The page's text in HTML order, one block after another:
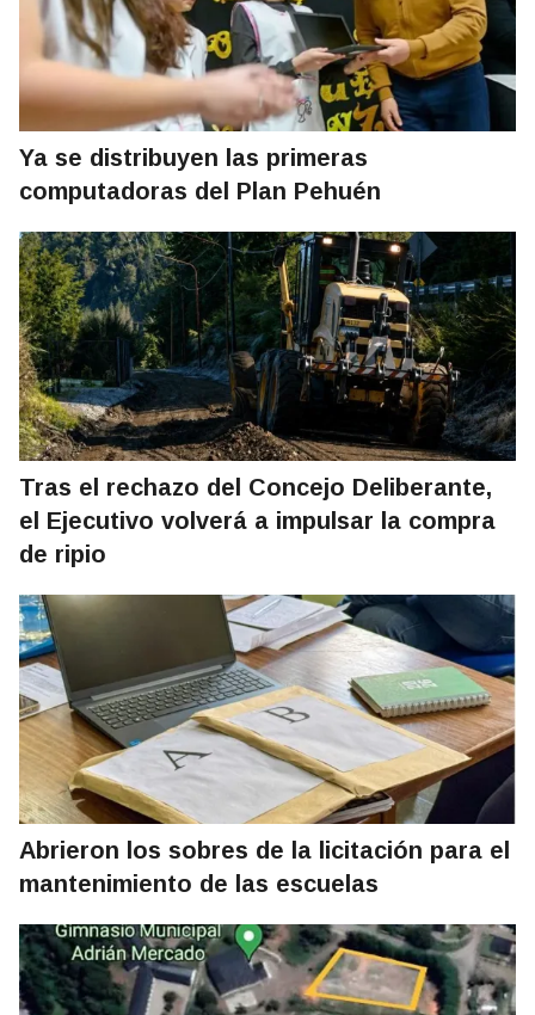
Ya se distribuyen las primeras
computadoras del Plan Pehuén
Tras el rechazo del Concejo Deliberante,
el Ejecutivo volverá a impulsar la compra
de ripio
Abrieron los sobres de la licitación para el
mantenimiento de las escuelas